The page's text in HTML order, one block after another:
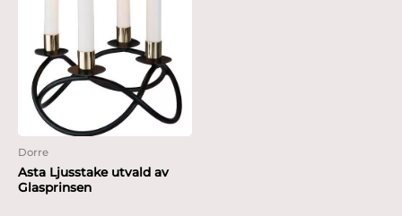
Dorre
Asta Ljusstake utvald av
Glasprinsen